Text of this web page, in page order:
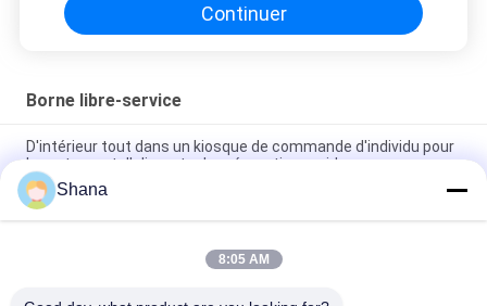
Continuer
Borne libre-service
D'intérieur tout dans un kiosque de commande d'individu pour
le restaurant d'aliments de préparation rapide
Borne libre-service JCVISION avec écran tactile, lecteur de
codes-barres et système de commande autonome
Kiosque de gestion de file d' attente de 19 pouces et 21,5
Shana
8:05 AM